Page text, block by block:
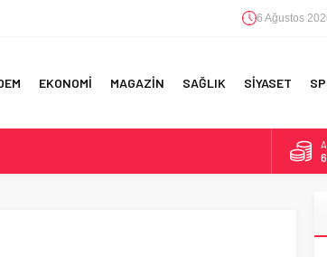
6 Ağustos
EKONOMİ MAGAZİN SAĞLIK SİYASET